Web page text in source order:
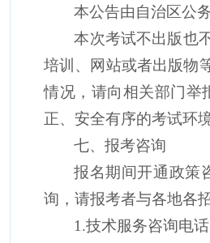
本公告由自治区公
本次考试不出版也
培训、网站或者出版物
情况，请向相关部门举
正、安全有序的考试环境
七、报考咨询
报名期间开通政策
询，请报考者与各地各
1 .技术服务咨询电